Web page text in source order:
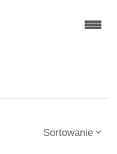
Sortowanie